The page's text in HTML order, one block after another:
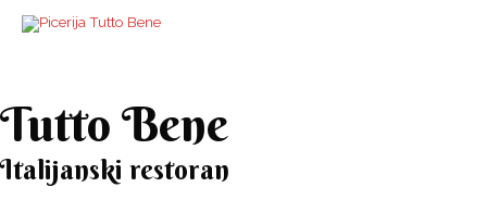
Tutto Bene
Italijanski restoran